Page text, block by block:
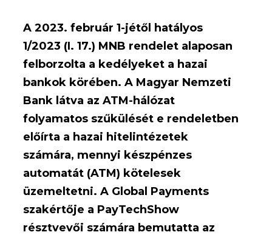
A 2023. február 1-jétől hatályos
1/2023 (I. 17.) MNB rendelet alaposan
felborzolta a kedélyeket a hazai
bankok körében. A Magyar Nemzeti
Bank látva az ATM-hálózat
folyamatos szűkülését e rendeletben
előírta a hazai hitelintézetek
számára, mennyi készpénzes
automatát (ATM) kötelesek
üzemeltetni. A Global Payments
szakértője a PayTechShow
résztvevői számára bemutatta az